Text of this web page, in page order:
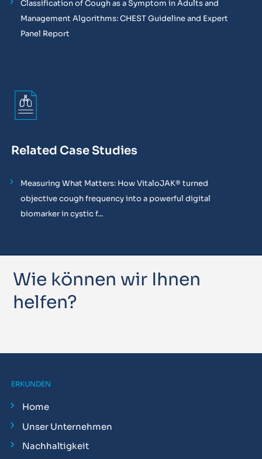
Classification of Cough as a Symptom in Adults and
Management Algorithms: CHEST Guideline and Expert
Panel Report
Related Case Studies
Measuring What Matters: How VitaloJAK® turned
objective cough frequency into a powerful digital
biomarker in cystic f...
Wie können wir Ihnen
helfen?
ERKUNDEN
Home
Unser Unternehmen
Nachhaltigkeit